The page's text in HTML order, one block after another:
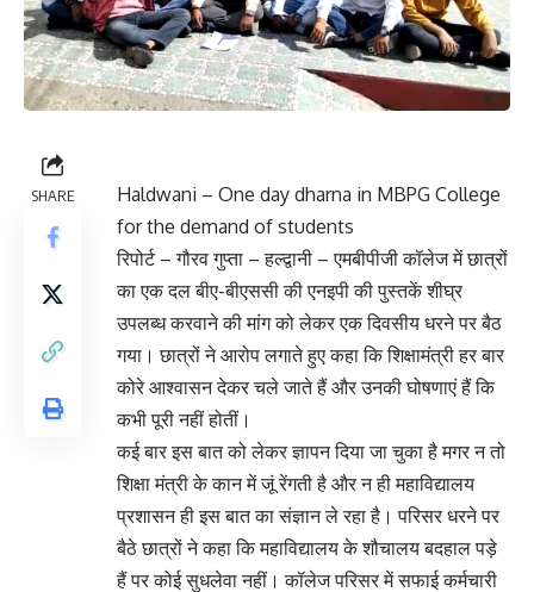
SHARE
Haldwani – One day dharna in MBPG College
for the demand of students
रिपोर्ट – गौरव गुप्ता – हल्द्वानी – एमबीपीजी कॉलेज में छात्रों
का एक दल बीए-बीएससी की एनइपी की पुस्तकें शीघ्र
उपलब्ध करवाने की मांग को लेकर एक दिवसीय धरने पर बैठ
गया। छात्रों ने आरोप लगाते हुए कहा कि शिक्षामंत्री हर बार
कोरे आश्वासन देकर चले जाते हैं और उनकी घोषणाएं हैं कि
कभी पूरी नहीं होतीं।
कई बार इस बात को लेकर ज्ञापन दिया जा चुका है मगर न तो
शिक्षा मंत्री के कान में जूं रेंगती है और न ही महाविद्यालय
प्रशासन ही इस बात का संज्ञान ले रहा है। परिसर धरने पर
बैठे छात्रों ने कहा कि महाविद्यालय के शौचालय बदहाल पड़े
हैं पर कोई सुधलेवा नहीं। कॉलेज परिसर में सफाई कर्मचारी